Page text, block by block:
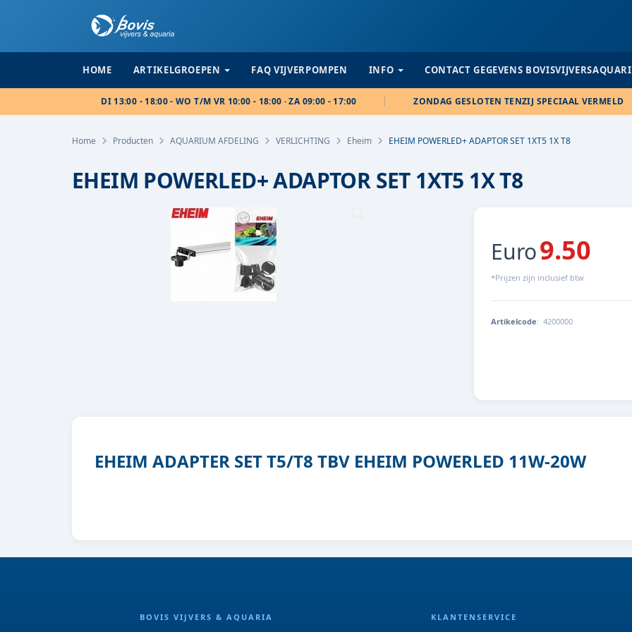
HOME ARTIKELGROEPEN FAQ VIJVERPOMPEN INFO CONTACT GEGEVENS
DI 13:00 - 18:00 - WO T/M VR 10:00 - 18:00 · ZA 09:00 - 17:00 ZONDAG GESLOTEN TENZIJ SPECIAAL VERMELD
Home Producten AQUARIUM AFDELING VERLICHTING Eheim EHEIM POWERLED+ ADAPTOR SET 1XT5 1X T8
EHEIM POWERLED+ ADAPTOR SET 1XT5 1X T8
Euro9.50
*Prijzen zijn inclusief btw
Artikelcode: 4200000
EHEIM ADAPTER SET T5/T8 TBV EHEIM POWERLED 11W-20W
BOVIS VIJVERS & AQUARIA KLANTENSERVICE